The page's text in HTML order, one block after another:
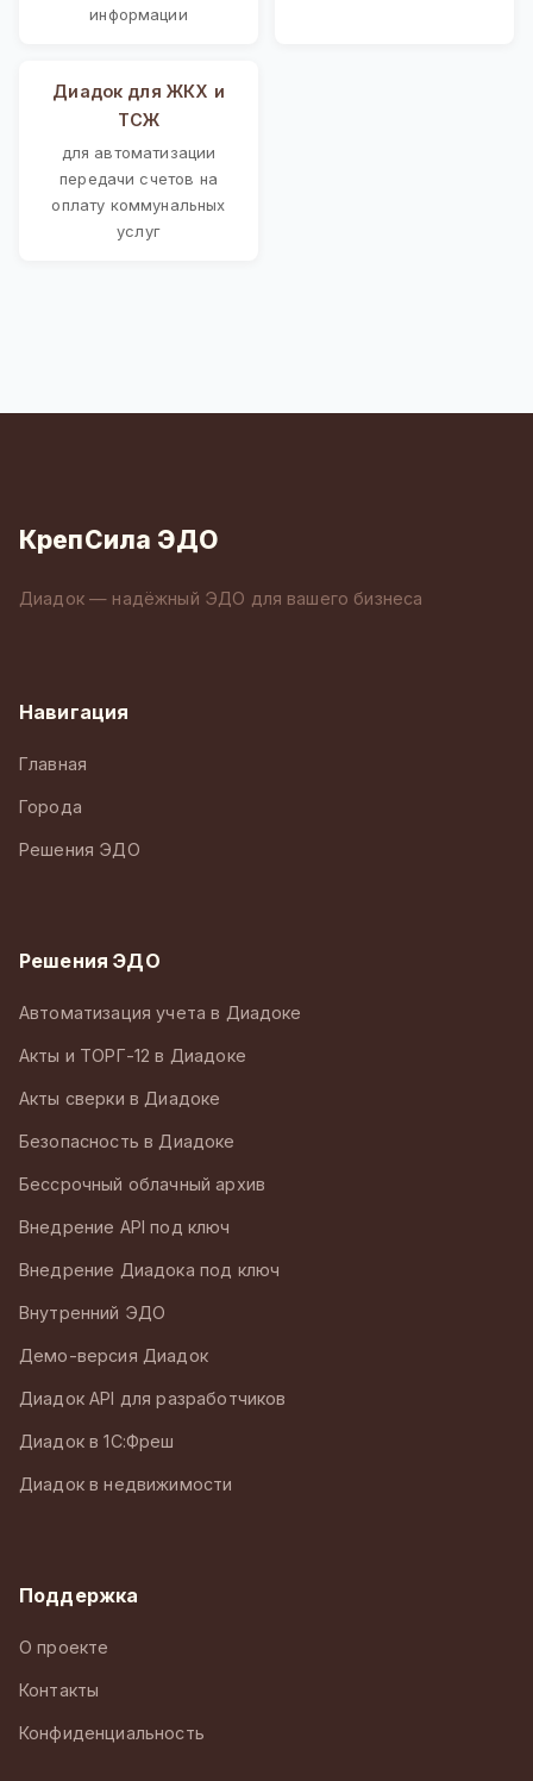
информации
Диадок для ЖКХ и
ТСЖ
для автоматизации
передачи счетов на
оплату коммунальных
услуг
КрепСила ЭДО
Диадок — надёжный ЭДО для вашего бизнеса
Навигация
Главная
Города
Решения ЭДО
Решения ЭДО
Автоматизация учета в Диадоке
Акты и ТОРГ-12 в Диадоке
Акты сверки в Диадоке
Безопасность в Диадоке
Бессрочный облачный архив
Внедрение API под ключ
Внедрение Диадока под ключ
Внутренний ЭДО
Демо-версия Диадок
Диадок API для разработчиков
Диадок в 1С:Фреш
Диадок в недвижимости
Поддержка
О проекте
Контакты
Конфиденциальность